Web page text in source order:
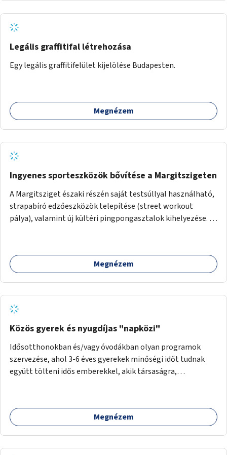
Legális graffitifal létrehozása
Egy legális graffitifelület kijelölése Budapesten.
Megnézem
Ingyenes sporteszközök bővítése a Margitszigeten
A Margitsziget északi részén saját testsúllyal használható,
strapabíró edzőeszközök telepítése (street workout
pálya), valamint új kültéri pingpongasztalok kihelyezése. A
népszerű, ingyenes sportolási lehetőség válna elérhetővé a
sziget északi felén, ahol jelenleg egyetlen asztal sem
Megnézem
Közös gyerek és nyugdíjas "napközi"
Idősotthonokban és/vagy óvodákban olyan programok
szervezése, ahol 3-6 éves gyerekek minőségi időt tudnak
együtt tölteni idős emberekkel, akik társaságra,
Megnézem